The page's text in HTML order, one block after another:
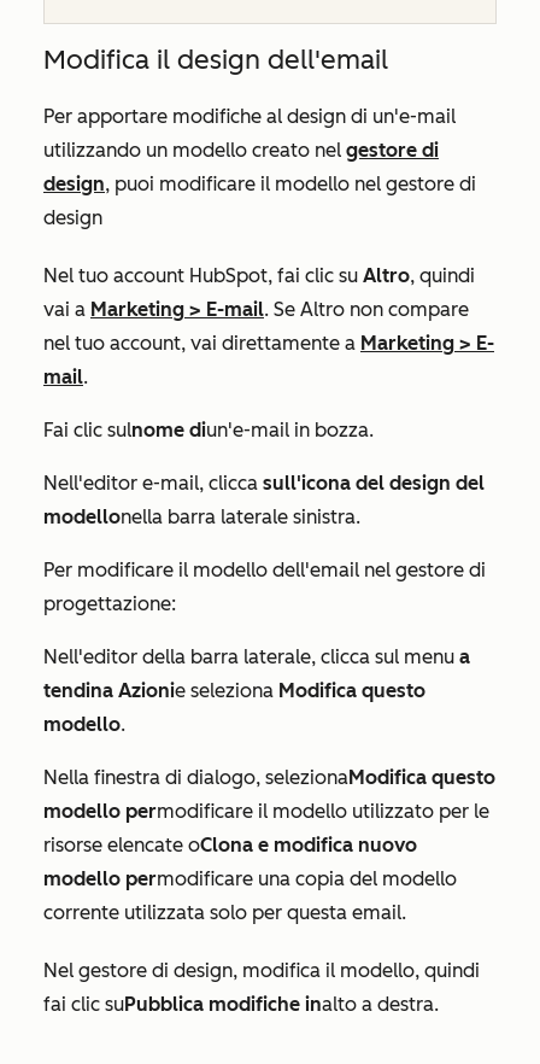
Modifica il design dell'email
Per apportare modifiche al design di un'e-mail
utilizzando un modello creato nel gestore di
design, puoi modificare il modello nel gestore di
design
Nel tuo account HubSpot, fai clic su Altro, quindi
vai a Marketing > E-mail. Se Altro non compare
nel tuo account, vai direttamente a Marketing > E-
mail.
Fai clic sulnome diun'e-mail in bozza.
Nell'editor e-mail, clicca sull'icona del design del
modellonella barra laterale sinistra.
Per modificare il modello dell'email nel gestore di
progettazione:
Nell'editor della barra laterale, clicca sul menu a
tendina Azionie seleziona Modifica questo
modello.
Nella finestra di dialogo, selezionaModifica questo
modello permodificare il modello utilizzato per le
risorse elencate oClona e modifica nuovo
modello permodificare una copia del modello
corrente utilizzata solo per questa email.
Nel gestore di design, modifica il modello, quindi
fai clic suPubblica modifiche inalto a destra.